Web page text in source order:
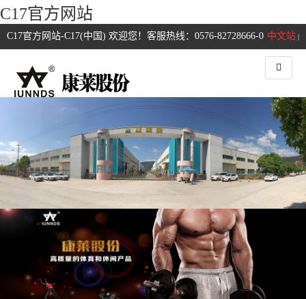
C17官方网站
中文站 |
C17官方网站-C17(中国) 欢迎您！客服热线：0576-82728666-0